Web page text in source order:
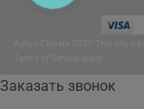
Заказать звонок